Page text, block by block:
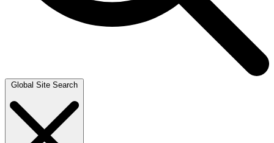
Global Site Search